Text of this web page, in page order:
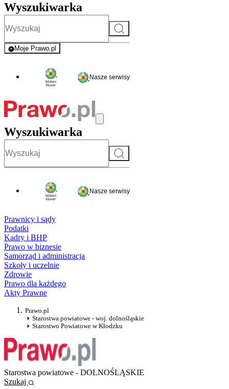
Wyszukiwarka
Szukaj
Moje Prawo.pl
- rejestracja i logowanie do serwisu
Nasze serwisy
Wyszukiwarka
Szukaj
Nasze serwisy
Prawnicy i sądy
Podatki
Kadry i BHP
Prawo w biznesie
Samorząd i administracja
Szkoły i uczelnie
Zdrowie
Prawo dla każdego
Akty Prawne
Prawo.pl
Starostwa powiatowe - woj. dolnośląskie
Starostwo Powiatowe w Kłodzku
Starostwa powiatowe - DOLNOŚLĄSKIE
Szukaj